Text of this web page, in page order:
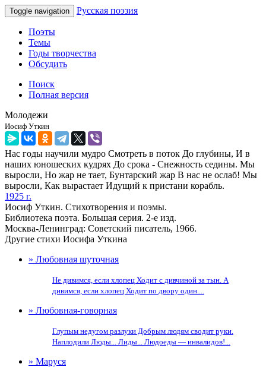
Toggle navigation Русская поэзия
Поэты
Темы
Годы творчества
Обсудить
Поиск
Полная версия
Молодежи
Иосиф Уткин
Нас годы научили мудро Смотреть в поток До глубины, И в
наших юношеских кудрях До срока - Снежность седины. Мы
выросли, Но жар не тает, Бунтарский жар В нас не ослаб! Мы
выросли, Как вырастает Идущий к пристани корабль.
1925 г.
Иосиф Уткин. Стихотворения и поэмы.
Библиотека поэта. Большая серия. 2-е изд.
Москва-Ленинград: Советский писатель, 1966.
Другие стихи Иосифа Уткина
» Любовная шуточная
Не дивимся, если хлопец Ходит с дивчиной за тын. А
дивимся, если хлопец Ходит по двору один....
» Любовная-говорная
Глупым недугом разлуки Добрым людям сводит руки.
Наплодили Люды... Лиды... Людоеды — инвалидов!...
» Маруся